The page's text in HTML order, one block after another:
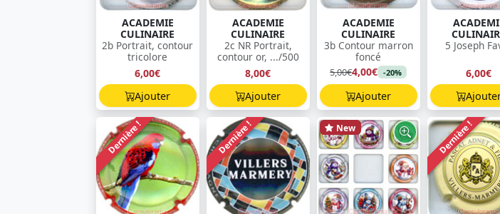
ACADEMIE
CULINAIRE
2b Portrait, contour
tricolore
6,00€
Ajouter
ACADEMIE
CULINAIRE
2c NR Portrait,
contour or, .../500
8,00€
Ajouter
ACADEMIE
CULINAIRE
3b Contour marron
foncé
5,00€4,00€ -20%
Ajouter
5 Joseph
6,00€
Dernière ! Dernière ! New Dernière !